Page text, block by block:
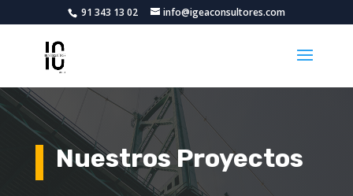
91 343 13 02 info@igeaconsultores.com
Nuestros Proyectos